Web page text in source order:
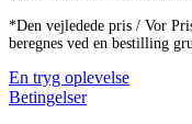
*Den vejledede pris / Vor
beregnes ved en bestilling
En tryg oplevelse
Betingelser